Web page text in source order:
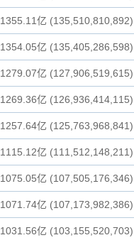
1355.11亿 (135,510,810,892)
1354.05亿 (135,405,286,598)
1279.07亿 (127,906,519,615)
1269.36亿 (126,936,414,115)
1257.64亿 (125,763,968,841)
1115.12亿 (111,512,148,211)
1075.05亿 (107,505,176,346)
1071.74亿 (107,173,982,386)
1031.56亿 (103,155,520,703)